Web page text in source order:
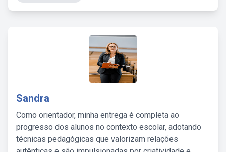
Sandra
Como orientador, minha entrega é completa ao
progresso dos alunos no contexto escolar, adotando
técnicas pedagógicas que valorizam relações